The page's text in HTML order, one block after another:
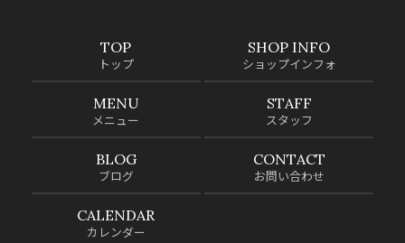
TOP
トップ
SHOP INFO
ショップインフォ
MENU
メニュー
STAFF
スタッフ
BLOG
ブログ
CONTACT
お問い合わせ
CALENDAR
カレンダー